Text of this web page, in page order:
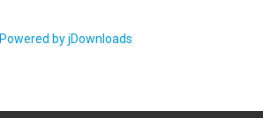
Powered by jDownloads